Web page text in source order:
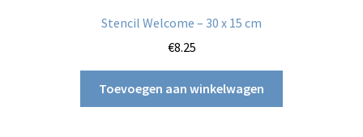
Stencil Welcome – 30 x 15 cm
€8.25
Toevoegen aan winkelwagen